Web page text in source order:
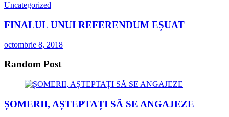
Uncategorized
FINALUL UNUI REFERENDUM EȘUAT
octombrie 8, 2018
Random Post
ȘOMERII, AȘTEPTAȚI SĂ SE ANGAJEZE